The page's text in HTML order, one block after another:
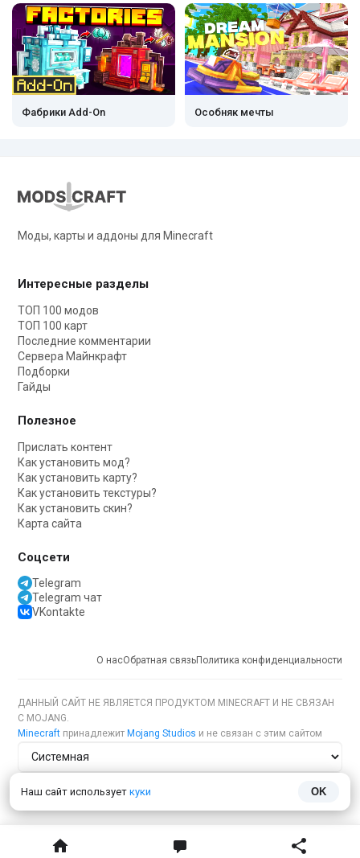
Фабрики Add-On Особняк мечты
Наш сайт использует куки OK
Моды, карты и аддоны для Minecraft
Интересные разделы
ТОП 100 модов
ТОП 100 карт
Последние комментарии
Сервера Майнкрафт
Подборки
Гайды
Полезное
Прислать контент
Как установить мод?
Как установить карту?
Как установить текстуры?
Как установить скин?
Карта сайта
Соцсети
Telegram
Telegram чат
VKontakte
О насОбратная связьПолитика конфиденциальности
ДАННЫЙ САЙТ НЕ ЯВЛЯЕТСЯ ПРОДУКТОМ MINECRAFT И НЕ СВЯЗАН
С MOJANG.
Minecraft принадлежит Mojang Studios и не связан с этим сайтом
Тема сайта
Язык сайта